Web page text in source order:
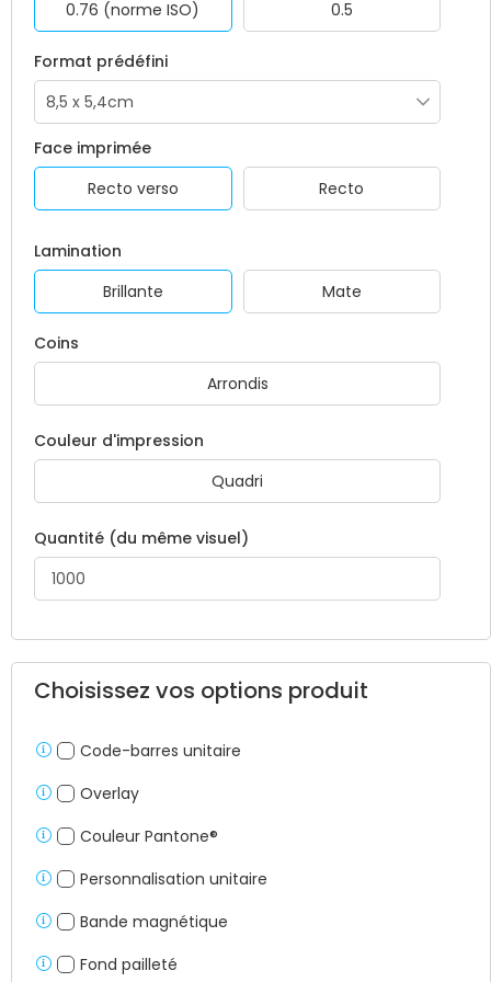
0.76 (norme ISO)
0.5
Format prédéfini
Face imprimée
Recto verso
Recto
Lamination
Brillante
Mate
Coins
Arrondis
Couleur d'impression
Quadri
Quantité (du même visuel)
Choisissez vos options produit
Code-barres unitaire
Overlay
Couleur Pantone®
Personnalisation unitaire
Bande magnétique
Fond pailleté